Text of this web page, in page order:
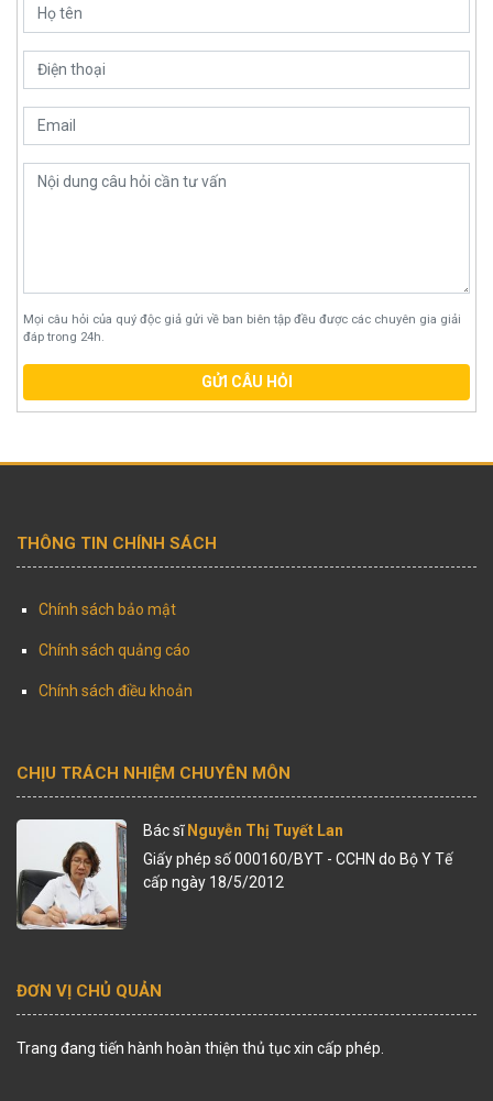
Mọi câu hỏi của quý độc giả gửi về ban biên tập đều được các chuyên gia giải
đáp trong 24h.
GỬI CÂU HỎI
THÔNG TIN CHÍNH SÁCH
Chính sách bảo mật
Chính sách quảng cáo
Chính sách điều khoản
CHỊU TRÁCH NHIỆM CHUYÊN MÔN
Bác sĩ Nguyễn Thị Tuyết Lan
Giấy phép số 000160/BYT - CCHN do Bộ Y Tế
cấp ngày 18/5/2012
ĐƠN VỊ CHỦ QUẢN
Trang đang tiến hành hoàn thiện thủ tục xin cấp phép.